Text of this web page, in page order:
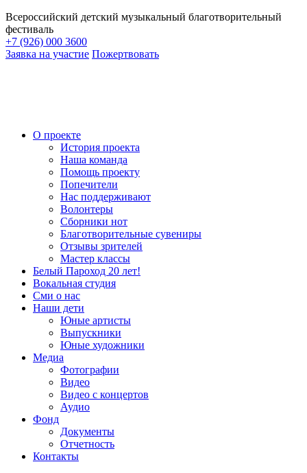
Всероссийский детский музыкальный благотворительный
фестиваль
+7 (926) 000 3600
Заявка на участие Пожертвовать
О проекте
История проекта
Наша команда
Помощь проекту
Попечители
Нас поддерживают
Волонтеры
Сборники нот
Благотворительные сувениры
Отзывы зрителей
Мастер классы
Белый Пароход 20 лет!
Вокальная студия
Сми о нас
Наши дети
Юные артисты
Выпускники
Юные художники
Медиа
Фотографии
Видео
Видео с концертов
Аудио
Фонд
Документы
Отчетность
Контакты